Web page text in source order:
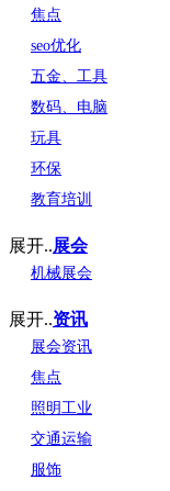
焦点
seo优化
五金、工具
数码、电脑
玩具
环保
教育培训
展开..展会
机械展会
展开..资讯
展会资讯
焦点
照明工业
交通运输
服饰